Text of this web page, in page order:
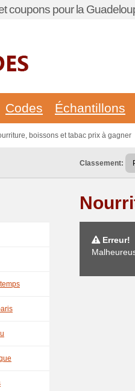
coupons pour la
Codes Échantillons
boissons et tabac prix à gagner
Classement:
Erreur!